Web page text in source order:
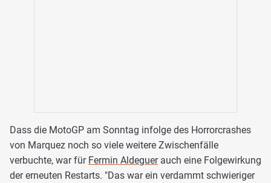
Dass die MotoGP am Sonntag infolge des Horrorcrashes
von Marquez noch so viele weitere Zwischenfälle
verbuchte, war für Fermin Aldeguerauch eine Folgewirkung
der erneuten Restarts. "Das war ein verdammt schwieriger